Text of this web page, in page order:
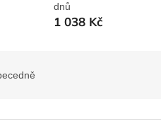
dnů
1 038 Kč